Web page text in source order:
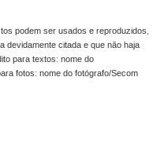
podem ser usados e reproduzidos,
devidamente citada e que não haja
para textos: nome do
fotos: nome do fotógrafo/Secom